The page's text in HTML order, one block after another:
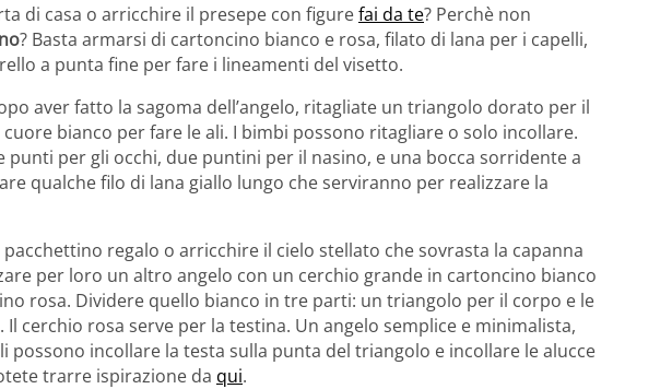
di casa o arricchire il presepe con figurefai da te? Perchè non
? Basta armarsi di cartoncino bianco e rosa, filato di lana per i capelli,
a punta fine per fare i lineamenti del visetto.
aver fatto la sagoma dell’angelo, ritagliate un triangolo dorato per il
bianco per fare le ali. I bimbi possono ritagliare o solo incollare.
punti per gli occhi, due puntini per il nasino, e una bocca sorridente a
qualche filo di lana giallo lungo che serviranno per realizzare la
regalo o arricchire il cielo stellato che sovrasta la capanna
per loro un altro angelo con un cerchio grande in cartoncino bianco
rosa. Dividere quello bianco in tre parti: un triangolo per il corpo e le
cerchio rosa serve per la testina. Un angelo semplice e minimalista,
possono incollare la testa sulla punta del triangolo e incollare le alucce
trarre ispirazione da qui.